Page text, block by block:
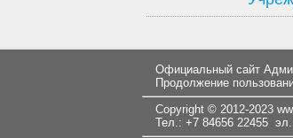
Официальный сайт
Продолжение
Copyright © 2012-2023
Тел.: +7 84656 22455 эл.